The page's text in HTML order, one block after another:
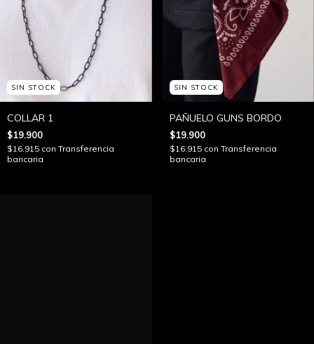
SIN STOCK
COLLAR 1
$19.900
$16.915 con Transferencia
bancaria
SIN STOCK
PAÑUELO GUNS BORDO
$19.900
$16.915 con Transferencia
bancaria